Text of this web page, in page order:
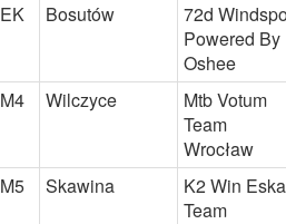
EK Bosutów
72d
Powered By
Oshee
M4 Wilczyce
Mtb Votum
Team
Wrocław
M5 Skawina
K2 Win Eska
Team